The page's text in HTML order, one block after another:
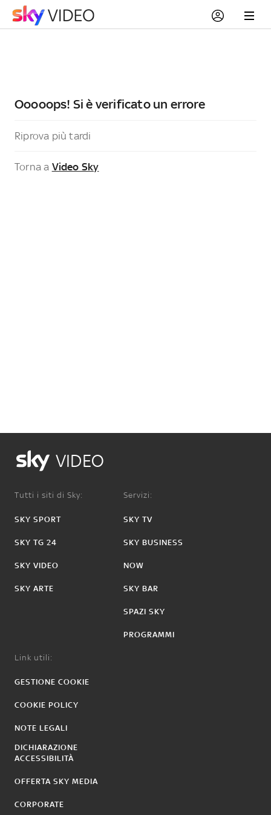
Ooooops! Si è verificato un errore
Riprova più tardi
Torna a Video Sky
VIDEO
Tutti i siti di Sky:
SKY SPORT
SKY TG 24
SKY VIDEO
SKY ARTE
Servizi:
SKY TV
SKY BUSINESS
NOW
SKY BAR
SPAZI SKY
PROGRAMMI
Link utili:
GESTIONE COOKIE
COOKIE POLICY
NOTE LEGALI
DICHIARAZIONE
ACCESSIBILITÀ
OFFERTA SKY MEDIA
CORPORATE